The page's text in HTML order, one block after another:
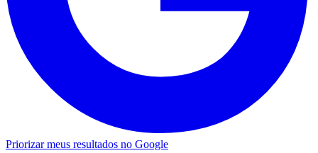
Priorizar meus resultados no Google